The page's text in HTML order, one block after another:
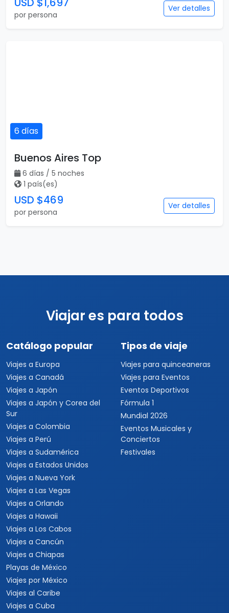
por persona
Ver detalles
6 días
Buenos Aires Top
6 días / 5 noches
1 país(es)
USD $469
por persona
Ver detalles
Viajar es para todos
Catálogo popular
Viajes a Europa
Viajes a Canadá
Viajes a Japón
Viajes a Japón y Corea del
Sur
Viajes a Colombia
Viajes a Perú
Viajes a Sudamérica
Viajes a Estados Unidos
Viajes a Nueva York
Viajes a Las Vegas
Viajes a Orlando
Viajes a Hawaii
Viajes a Los Cabos
Viajes a Cancún
Viajes a Chiapas
Playas de México
Viajes por México
Viajes al Caribe
Viajes a Cuba
Tipos de viaje
Viajes para quinceaneras
Viajes para Eventos
Eventos Deportivos
Fórmula 1
Mundial 2026
Eventos Musicales y
Conciertos
Festivales